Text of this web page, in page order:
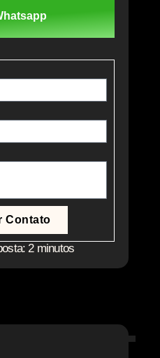
Contato
2 minutos